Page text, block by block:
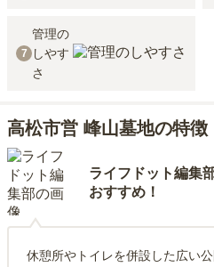
7
管理の
しやす
さ
高松市営 峰山墓地の特徴
ライフドット編集
おすすめ！
休憩所やトイレを併設した広い